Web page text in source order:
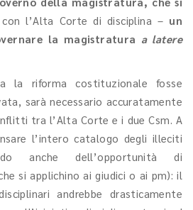
l’Alta Corte di disciplina – un
la magistratura a latere
la riforma costituzionale fosse
sarà necessario accuratamente
tra l’Alta Corte e i due Csm. A
l’intero catalogo degli illeciti
anche dell’opportunità di
si applichino ai giudici o ai pm): il
andrebbe drasticamente